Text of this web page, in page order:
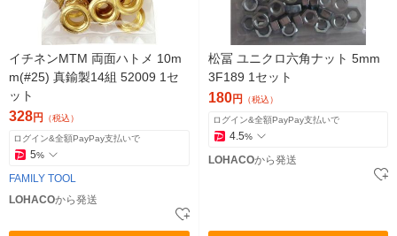
イチネンMTM 両面ハトメ 10m
m(#25) 真鍮製14組 52009 1セ
ット
328円 （税込）
ログイン&全額PayPay支払いで
5%
FAMILY TOOL
LOHACOから発送
松冨 ユニクロ六角ナット 5mm
3F189 1セット
180円 （税込）
ログイン&全額PayPay支払いで
4.5%
LOHACOから発送